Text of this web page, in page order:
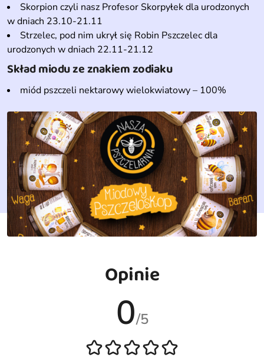
Skorpion czyli nasz Profesor Skorpyłek dla urodzonych
w dniach 23.10-21.11
Strzelec, pod nim ukrył się Robin Pszczelec dla
urodzonych w dniach 22.11-21.12
Skład miodu ze znakiem zodiaku
miód pszczeli nektarowy wielokwiatowy – 100%
Opinie
0/5